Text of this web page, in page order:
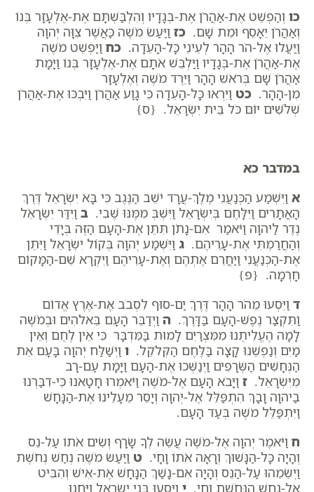
כו וְהַפְשֵׁט אֶת-אַהֲרֹן אֶת-בְּגָדָיו וְהִלְבַּשְׁתָּם אֶת-אֶלְעָזָר בְּנוֹ
וְאַהֲרֹן יֵאָסֵף וּמֵת שָׁם. כז וַיַּעַשׂ מֹשֶׁה כַּאֲשֶׁר צִוָּה יְהוָה
וַיַּעֲלוּ אֶל-הֹר הָהָר לְעֵינֵי כָּל-הָעֵדָה. כח וַיַּפְשֵׁט מֹשֶׁה
אֶת-אַהֲרֹן אֶת-בְּגָדָיו וַיַּלְבֵּשׁ אֹתָם אֶת-אֶלְעָזָר בְּנוֹ וַיָּמָת
אַהֲרֹן שָׁם בְּרֹאשׁ הָהָר וַיֵּרֶד מֹשֶׁה וְאֶלְעָזָר
מִן-הָהָר. כט וַיִּרְאוּ כָּל-הָעֵדָה כִּי גָוַע אַהֲרֹן וַיִּבְכּוּ אֶת-אַהֲרֹן
שְׁלֹשִׁים יוֹם כֹּל בֵּית יִשְׂרָאֵל. {ס}
במדבר כא
א וַיִּשְׁמַע הַכְּנַעֲנִי מֶלֶךְ-עֲרָד יֹשֵׁב הַנֶּגֶב כִּי בָּא יִשְׂרָאֵל דֶּרֶךְ
הָאֲתָרִים וַיִּלָּחֶם בְּיִשְׂרָאֵל וַיִּשְׁבְּ מִמֶּנּוּ שֶׁבִי. ב וַיִּדַּר יִשְׂרָאֵל
נֶדֶר לַיהוָה וַיֹּאמַר אִם-נָתֹן תִּתֵּן אֶת-הָעָם הַזֶּה בְּיָדִי
וְהַחֲרַמְתִּי אֶת-עָרֵיהֶם. ג וַיִּשְׁמַע יְהוָה בְּקוֹל יִשְׂרָאֵל וַיִּתֵּן
אֶת-הַכְּנַעֲנִי וַיַּחֲרֵם אֶתְהֶם וְאֶת-עָרֵיהֶם וַיִּקְרָא שֵׁם-הַמָּקוֹם
חָרְמָה. {פ}
ד וַיִּסְעוּ מֵהֹר הָהָר דֶּרֶךְ יַם-סוּף לִסְבֹב אֶת-אֶרֶץ אֱדוֹם
וַתִּקְצַר נֶפֶשׁ-הָעָם בַּדָּרֶךְ. ה וַיְדַבֵּר הָעָם בֵּאלֹהִים וּבְמֹשֶׁה
לָמָה הֶעֱלִיתֻנוּ מִמִּצְרַיִם לָמוּת בַּמִּדְבָּר כִּי אֵין לֶחֶם וְאֵין
מַיִם וְנַפְשֵׁנוּ קָצָה בַּלֶּחֶם הַקְּלֹקֵל. ו וַיְשַׁלַּח יְהוָה בָּעָם אֵת
הַנְּחָשִׁים הַשְּׂרָפִים וַיְנַשְּׁכוּ אֶת-הָעָם וַיָּמָת עַם-רָב
מִיִּשְׂרָאֵל. ז וַיָּבֹא הָעָם אֶל-מֹשֶׁה וַיֹּאמְרוּ חָטָאנוּ כִּי-דִבַּרְנוּ
בַיהוָה וָבָךְ הִתְפַּלֵּל אֶל-יְהוָה וְיָסֵר מֵעָלֵינוּ אֶת-הַנָּחָשׁ
וַיִּתְפַּלֵּל מֹשֶׁה בְּעַד הָעָם.
ח וַיֹּאמֶר יְהוָה אֶל-מֹשֶׁה עֲשֵׂה לְךָ שָׂרָף וְשִׂים אֹתוֹ עַל-נֵס
וְהָיָה כָּל-הַנָּשׁוּךְ וְרָאָה אֹתוֹ וָחָי. ט וַיַּעַשׂ מֹשֶׁה נְחַשׁ נְחֹשֶׁת
וַיְשִׂמֵהוּ עַל-הַנֵּס וְהָיָה אִם-נָשַׁךְ הַנָּחָשׁ אֶת-אִישׁ וְהִבִּיט
אֶל-נְחַשׁ הַנְּחֹשֶׁת וָחָי. י וַיִּסְעוּ בְּנֵי יִשְׂרָאֵל וַיַּחֲנוּ